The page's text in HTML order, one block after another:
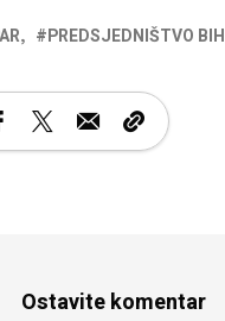
PREDSJEDNIŠTVO BIH
Ostavite komentar